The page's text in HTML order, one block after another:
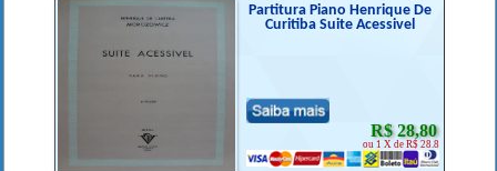
Partitura Piano Henrique De
Curitiba Suite Acessivel
R$ 28,80
ou 1 X de R$ 28.8